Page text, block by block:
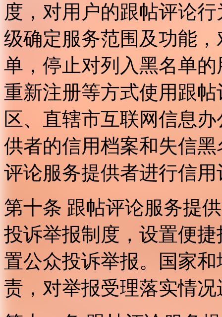
度，对用户的跟帖评论
级确定服务范围及功能
单，停止对列入黑名单
重新注册等方式使用跟
区、直辖市互联网信息
供者的信用档案和失信
评论服务提供者进行信用
第十条 跟帖评论服务提
投诉举报制度，设置便
置公众投诉举报。国家
责，对举报受理落实情